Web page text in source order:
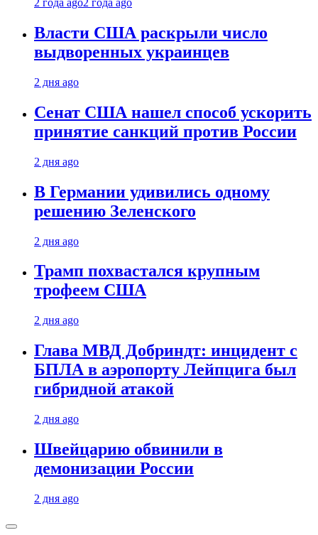
2 года ago2 года ago
Власти США раскрыли число
выдворенных украинцев
2 дня ago
Сенат США нашел способ ускорить
принятие санкций против России
2 дня ago
В Германии удивились одному
решению Зеленского
2 дня ago
Трамп похвастался крупным
трофеем США
2 дня ago
Глава МВД Добриндт: инцидент с
БПЛА в аэропорту Лейпцига был
гибридной атакой
2 дня ago
Швейцарию обвинили в
демонизации России
2 дня ago